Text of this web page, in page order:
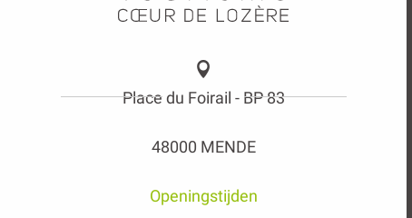
Place du Foirail - BP 83
48000 MENDE
Openingstijden